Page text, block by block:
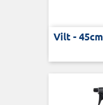
Vilt - 45cm